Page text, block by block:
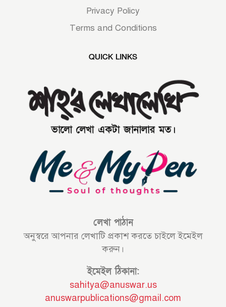
Privacy Policy
Terms and Conditions
QUICK LINKS
লেখা পাঠান
অনুস্বরে আপনার লেখাটি প্রকাশ করতে চাইলে ইমেইল
করুন।
ইমেইল ঠিকানা:
sahitya@anuswar.us
anuswarpublications@gmail.com